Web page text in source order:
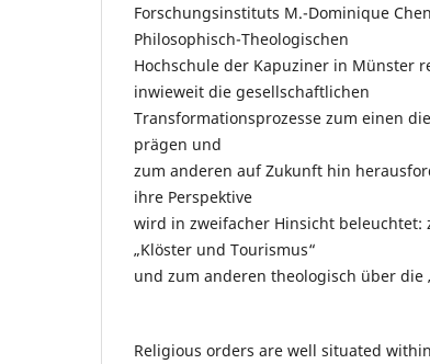
Forschungsinstituts M.-Dominique
Philosophisch-Theologischen
Hochschule der Kapuziner in Münster
inwieweit die gesellschaftlichen
Transformationsprozesse zum einen
prägen und
zum anderen auf Zukunft hin
ihre Perspektive
wird in zweifacher Hinsicht
„Klöster und Tourismus“
und zum anderen theologisch über die
Religious orders are well situated